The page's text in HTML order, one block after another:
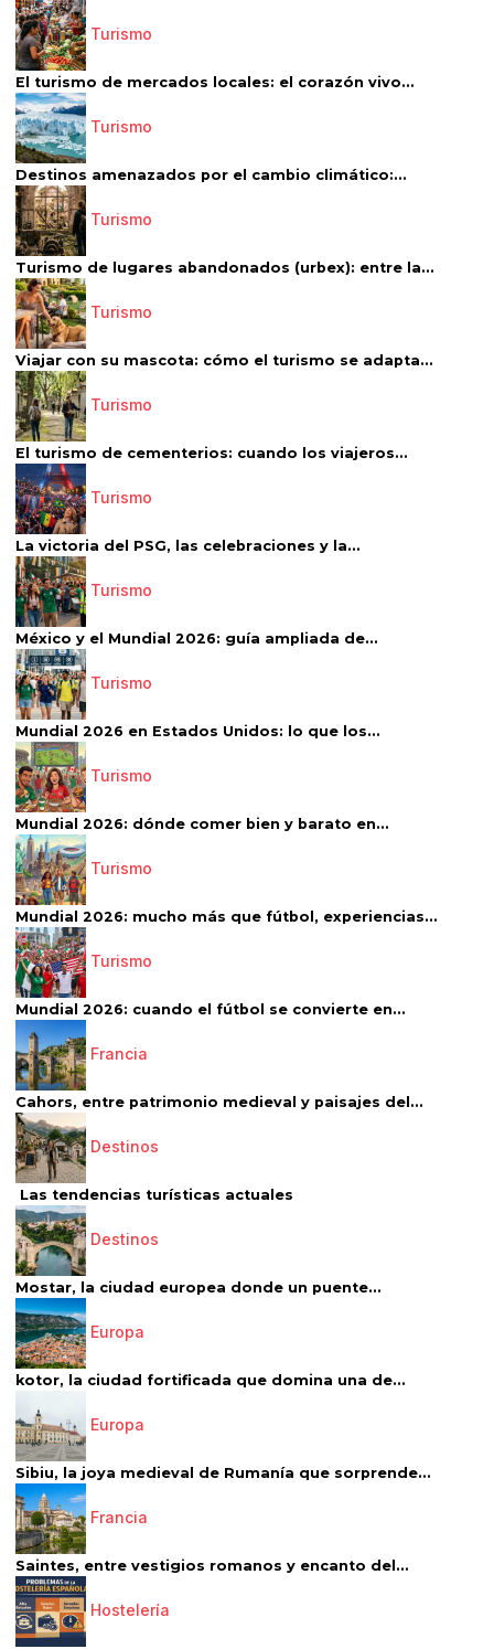
Turismo
El turismo de mercados locales: el corazón vivo...
Turismo
Destinos amenazados por el cambio climático:...
Turismo
Turismo de lugares abandonados (urbex): entre la...
Turismo
Viajar con su mascota: cómo el turismo se adapta...
Turismo
El turismo de cementerios: cuando los viajeros...
Turismo
La victoria del PSG, las celebraciones y la...
Turismo
México y el Mundial 2026: guía ampliada de...
Turismo
Mundial 2026 en Estados Unidos: lo que los...
Turismo
Mundial 2026: dónde comer bien y barato en...
Turismo
Mundial 2026: mucho más que fútbol, experiencias...
Turismo
Mundial 2026: cuando el fútbol se convierte en...
Francia
Cahors, entre patrimonio medieval y paisajes del...
Destinos
Las tendencias turísticas actuales
Destinos
Mostar, la ciudad europea donde un puente...
Europa
kotor, la ciudad fortificada que domina una de...
Europa
Sibiu, la joya medieval de Rumanía que sorprende...
Francia
Saintes, entre vestigios romanos y encanto del...
Hostelería